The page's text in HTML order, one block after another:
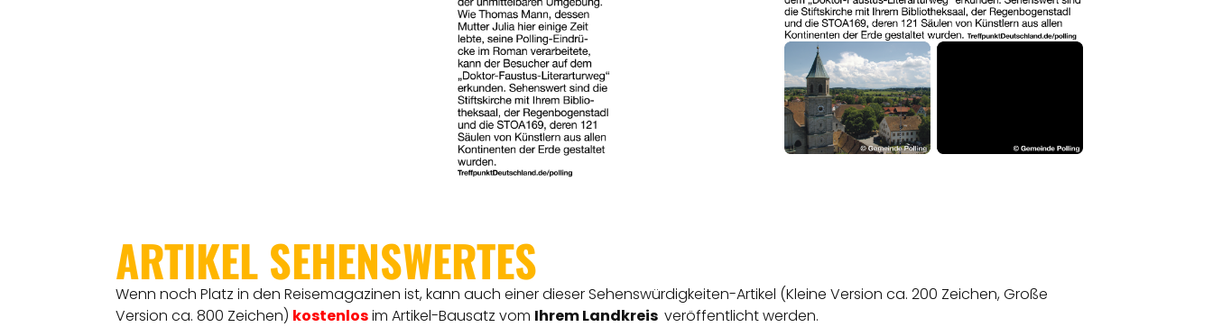
ARTIKEL SEHENSWERTES
Wenn noch Platz in den Reisemagazinen ist, kann auch einer dieser Sehenswürdigkeiten-Artikel (Kleine Version ca. 200 Zeichen, Große
Version ca. 800 Zeichen) kostenlosim Artikel-Bausatz vom Ihrem Landkreis veröffentlicht werden.